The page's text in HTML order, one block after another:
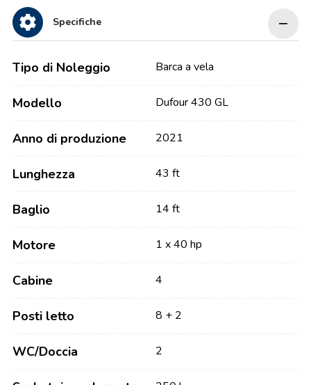
Specifiche
Tipo di Noleggio Barca a vela
Modello Dufour 430 GL
Anno di produzione 2021
Lunghezza 43 ft
Baglio 14 ft
Motore 1 x 40 hp
Cabine 4
Posti letto 8 + 2
WC/Doccia 2